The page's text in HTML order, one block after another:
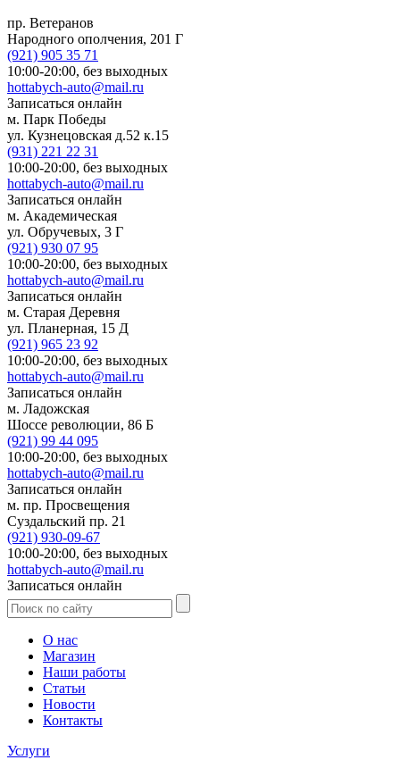
пр. Ветеранов
Народного ополчения, 201 Г
(921) 905 35 71
10:00-20:00, без выходных
hottabych-auto@mail.ru
Записаться онлайн
м. Парк Победы
ул. Кузнецовская д.52 к.15
(931) 221 22 31
10:00-20:00, без выходных
hottabych-auto@mail.ru
Записаться онлайн
м. Академическая
ул. Обручевых, 3 Г
(921) 930 07 95
10:00-20:00, без выходных
hottabych-auto@mail.ru
Записаться онлайн
м. Старая Деревня
ул. Планерная, 15 Д
(921) 965 23 92
10:00-20:00, без выходных
hottabych-auto@mail.ru
Записаться онлайн
м. Ладожская
Шоссе революции, 86 Б
(921) 99 44 095
10:00-20:00, без выходных
hottabych-auto@mail.ru
Записаться онлайн
м. пр. Просвещения
Суздальский пр. 21
(921) 930-09-67
10:00-20:00, без выходных
hottabych-auto@mail.ru
Записаться онлайн
О нас
Магазин
Наши работы
Статьи
Новости
Контакты
Услуги